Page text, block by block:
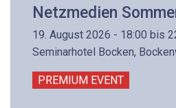
Netzmedien
19. August 2026 - 18:00 bis
Seminarhotel Bocken,
PREMIUM EVENT